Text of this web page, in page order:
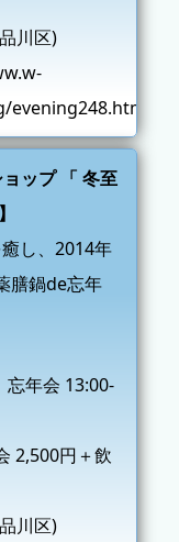
川区)
ップ 「 冬至
し、2014年
膳鍋de忘年
年会 13:00-
2,500円＋飲
川区)